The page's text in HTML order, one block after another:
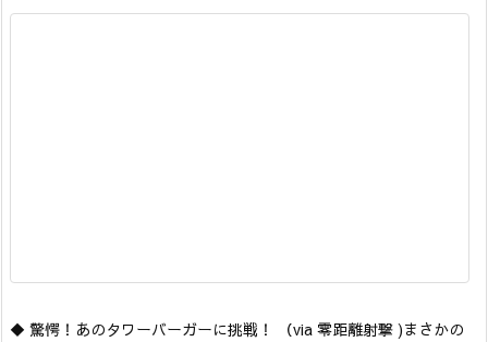
◆ 驚愕！あのタワーバーガーに挑戦！ （via 零距離射撃 )まさかの